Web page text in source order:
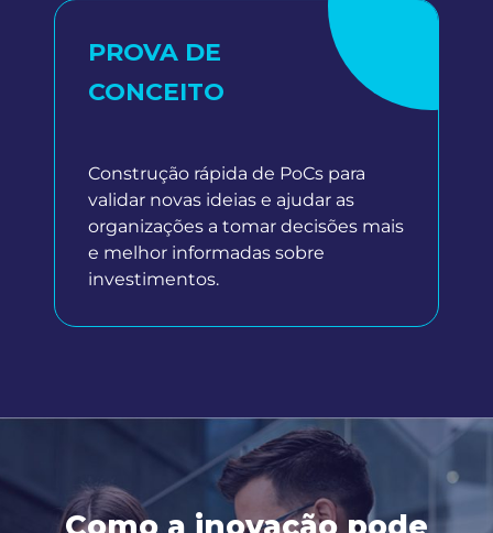
PROVA DE
CONCEITO
Construção rápida de PoCs para
validar novas ideias e ajudar as
organizações a tomar decisões mais
e melhor informadas sobre
investimentos.